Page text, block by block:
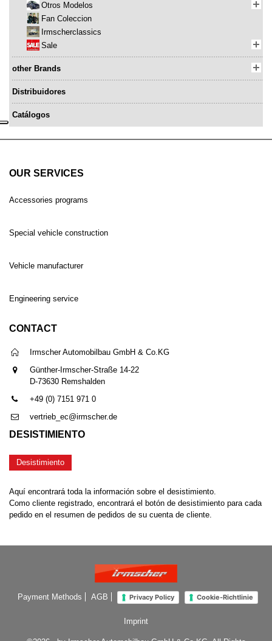
Otros Modelos
Fan Coleccion
Irmscherclassics
Sale
other Brands
Distribuidores
Catálogos
OUR SERVICES
Accessories programs
Special vehicle construction
Vehicle manufacturer
Engineering service
CONTACT
Irmscher Automobilbau GmbH & Co.KG
Günther-Irmscher-Straße 14-22
D-73630 Remshalden
+49 (0) 7151 971 0
vertrieb_ec@irmscher.de
DESISTIMIENTO
Desistimiento
Aquí encontrará toda la información sobre el desistimiento.
Como cliente registrado, encontrará el botón de desistimiento para cada
pedido en el resumen de pedidos de su cuenta de cliente.
Payment Methods AGB Privacy Policy Cookie-Richtlinie
Imprint